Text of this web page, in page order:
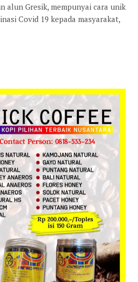
alun Gresik, mempunyai cara unik
Covid 19 kepada masyarakat,